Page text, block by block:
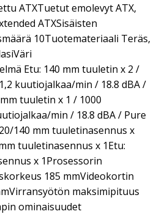
ATXTuetut emolevyt ATX,
ATXSisäisten
10Tuotemateriaali Teräs,
Etu: 140 mm tuuletin x 2 /
kuutiojalkaa/min / 18.8 dBA /
tuuletin x 1 / 1000
min / 18.8 dBA / Pure
140 mm tuuletinasennus x
tuuletinasennus x 1Etu:
x 1Prosessorin
185 mmVideokortin
maksimipituus
ominaisuudet